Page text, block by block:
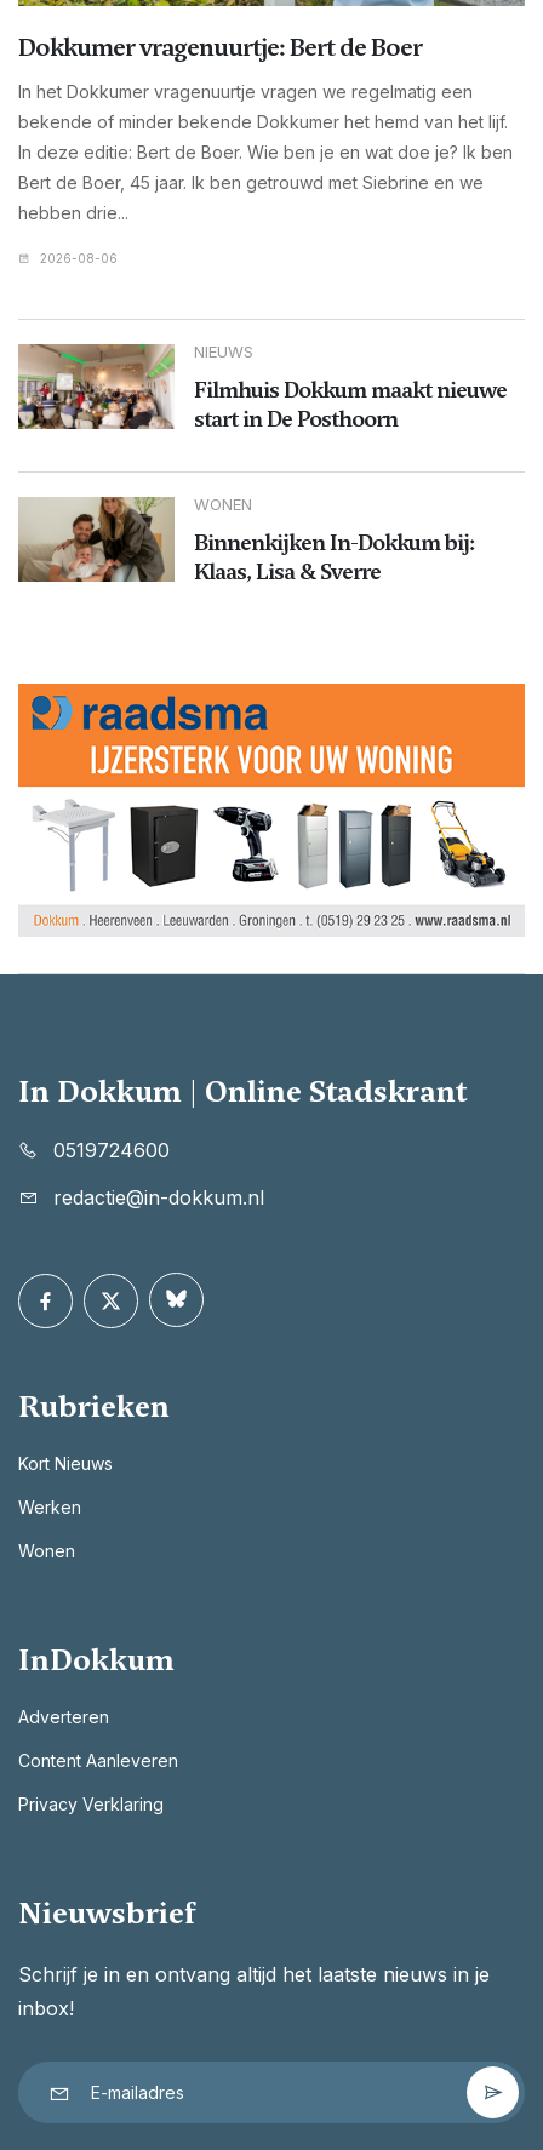
Dokkumer vragenuurtje: Bert de Boer
In het Dokkumer vragenuurtje vragen we regelmatig een
bekende of minder bekende Dokkumer het hemd van het lijf.
In deze editie: Bert de Boer. Wie ben je en wat doe je? Ik ben
Bert de Boer, 45 jaar. Ik ben getrouwd met Siebrine en we
hebben drie...
2026-08-06
NIEUWS
Filmhuis Dokkum maakt nieuwe
start in De Posthoorn
WONEN
Binnenkijken In-Dokkum bij:
Klaas, Lisa & Sverre
In Dokkum | Online Stadskrant
0519724600
redactie@in-dokkum.nl
Rubrieken
Kort Nieuws
Werken
Wonen
InDokkum
Adverteren
Content Aanleveren
Privacy Verklaring
Nieuwsbrief
Schrijf je in en ontvang altijd het laatste nieuws in je
inbox!